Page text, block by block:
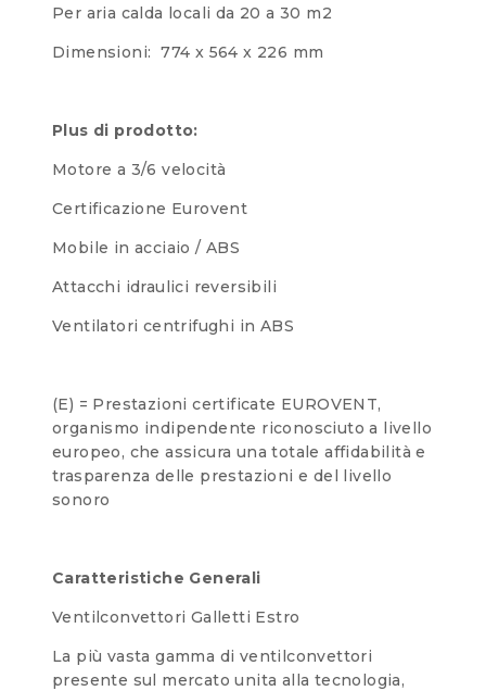
Per aria calda locali da 20 a 30 m2
Dimensioni: 774 x 564 x 226 mm
Plus di prodotto:
Motore a 3/6 velocità
Certificazione Eurovent
Mobile in acciaio / ABS
Attacchi idraulici reversibili
Ventilatori centrifughi in ABS
(E) = Prestazioni certificate EUROVENT,
organismo indipendente riconosciuto a livello
europeo, che assicura una totale affidabilità e
trasparenza delle prestazioni e del livello
sonoro
Caratteristiche Generali
Ventilconvettori Galletti Estro
La più vasta gamma di ventilconvettori
presente sul mercato unita alla tecnologia,